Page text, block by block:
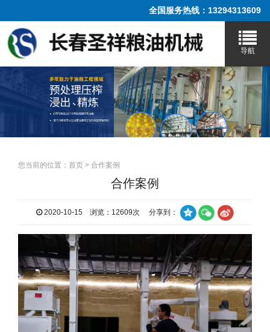
全国服务热线：13294313609
您当前的位置： 首页 > 合作案例
合作案例
2020-10-15 浏览：12609次 分享到：